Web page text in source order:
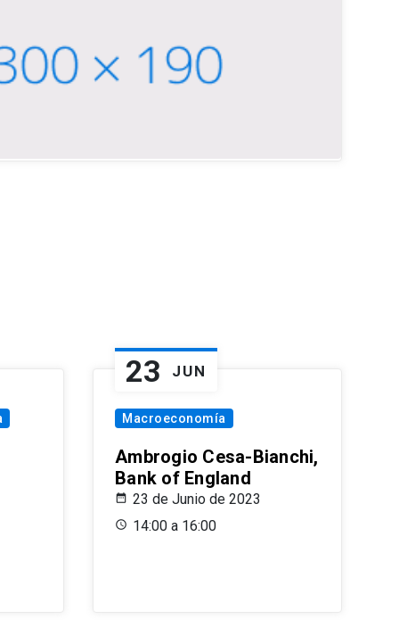
23 JUN
Macroeconomía
Ambrogio Cesa-Bianchi,
Bank of England
23 de Junio de 2023
14:00 a 16:00